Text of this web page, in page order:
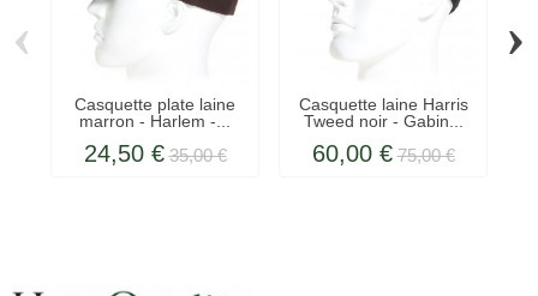
Casquette plate laine
marron - Harlem -...
24,50 € 35,00 €
Casquette laine Harris
Tweed noir - Gabin...
60,00 € 75,00 €
‹ ›